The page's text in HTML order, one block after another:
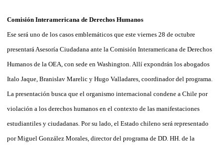
Comisión Interamericana de Derechos Humanos
Ese será uno de los casos emblemáticos que este viernes 28 de octubre
presentará Asesoría Ciudadana ante la Comisión Interamericana de Derechos
Humanos de la OEA, con sede en Washington. Allí expondrán los abogados
Italo Jaque, Branislav Marelic y Hugo Valladares, coordinador del programa.
La presentación busca que el organismo internacional condene a Chile por
violación a los derechos humanos en el contexto de las manifestaciones
estudiantiles y ciudadanas. Por su lado, el Estado chileno será representado
por Miguel González Morales, director del programa de DD. HH. de la